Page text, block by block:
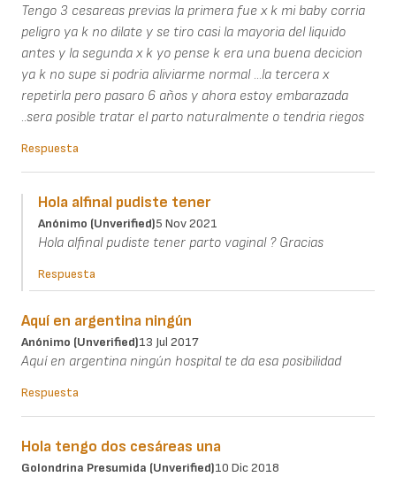
Tengo 3 cesareas previas la primera fue x k mi baby corria
peligro ya k no dilate y se tiro casi la mayoria del liquido
antes y la segunda x k yo pense k era una buena decicion
ya k no supe si podria aliviarme normal ...la tercera x
repetirla pero pasaro 6 años y ahora estoy embarazada
..sera posible tratar el parto naturalmente o tendria riegos
Respuesta
Hola alfinal pudiste tener
Anónimo (unverified)5 Nov 2021
Hola alfinal pudiste tener parto vaginal ? Gracias
Respuesta
Aquí en argentina ningún
Anónimo (unverified)13 Jul 2017
Aquí en argentina ningún hospital te da esa posibilidad
Respuesta
Hola tengo dos cesáreas una
Golondrina Presumida (unverified)10 Dic 2018